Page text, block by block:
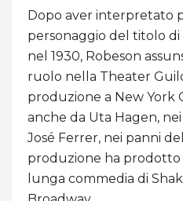
Dopo aver interpretato
personaggio del titolo di
nel 1930, Robeson
ruolo nella Theater
produzione a New York
anche da Uta Hagen,
José Ferrer, nei panni
produzione ha prodotto
lunga commedia di